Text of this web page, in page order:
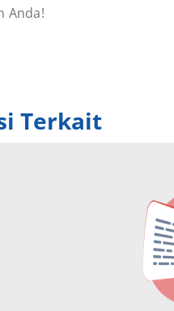
Anda!
Terkait